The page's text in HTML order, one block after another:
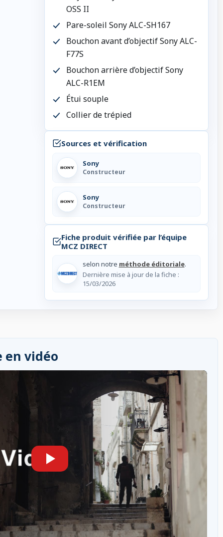
OSS II
Pare-soleil Sony ALC-SH167
Bouchon avant d’objectif Sony ALC-
F77S
Bouchon arrière d’objectif Sony
ALC-R1EM
Étui souple
Collier de trépied
Sources et vérification
Sony
Constructeur
Sony
Constructeur
Fiche produit vérifiée par l’équipe
MCZ DIRECT
selon notre méthode éditoriale.
Dernière mise à jour de la fiche :
15/03/2026
en vidéo